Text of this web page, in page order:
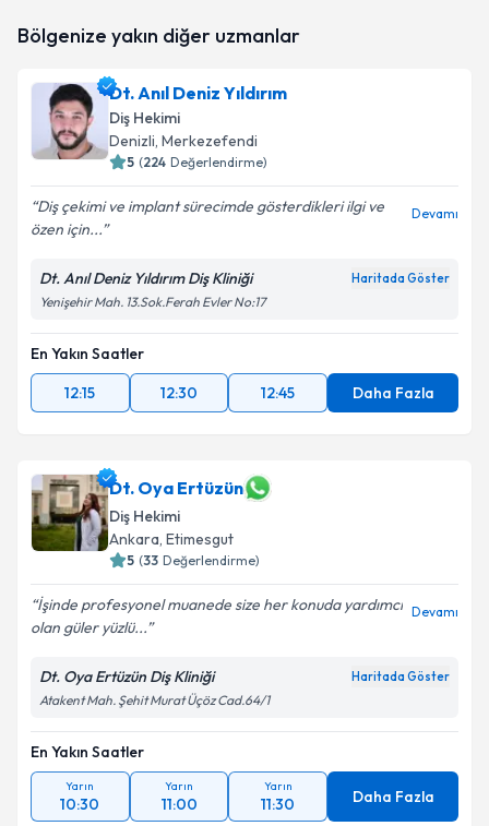
Bölgenize yakın diğer uzmanlar
Dt. Anıl Deniz Yıldırım
Diş Hekimi
Denizli, Merkezefendi
5 (224 Değerlendirme)
Diş çekimi ve implant sürecimde gösterdikleri ilgi ve
özen için...
Devamı
Dt. Anıl Deniz Yıldırım Diş Kliniği Haritada Göster
Yenişehir Mah. 13.Sok.Ferah Evler No:17
En Yakın Saatler
12:15
12:30 12:45 Daha Fazla
Dt. Oya Ertüzün
Diş Hekimi
Ankara, Etimesgut
5 (33 Değerlendirme)
İşinde profesyonel muanede size her konuda yardımcı
olan güler yüzlü...
Devamı
Dt. Oya Ertüzün Diş Kliniği Haritada Göster
Atakent Mah. Şehit Murat Üçöz Cad.64/1
En Yakın Saatler
Yarın
10:30
Yarın
11:00
Yarın
11:30 Daha Fazla